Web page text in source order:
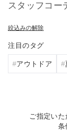
スタッフコー
絞込みの解除
注目のタグ
アウトドア
ご指定いた
条